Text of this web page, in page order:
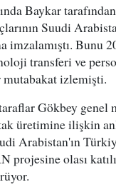
Baykar
Suudi
imzalamıştı. Bunu
transferi ve
mutabakat izlemişti.
Gökbey genel
üretimine ilişkin
Arabistan'ın
projesine olası